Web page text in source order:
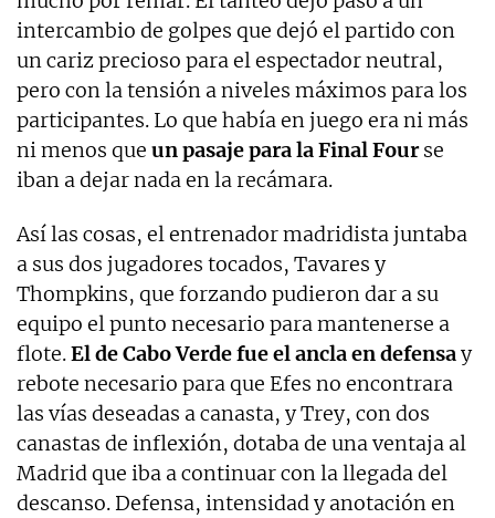
intercambio de golpes que dejó el partido con
un cariz precioso para el espectador neutral,
pero con la tensión a niveles máximos para los
participantes. Lo que había en juego era ni más
ni menos que un pasaje para la Final Fourse
iban a dejar nada en la recámara.
Así las cosas, el entrenador madridista juntaba
a sus dos jugadores tocados, Tavares y
Thompkins, que forzando pudieron dar a su
equipo el punto necesario para mantenerse a
flote.El de Cabo Verde fue el ancla en defensay
rebote necesario para que Efes no encontrara
las vías deseadas a canasta, y Trey, con dos
canastas de inflexión, dotaba de una ventaja al
Madrid que iba a continuar con la llegada del
descanso. Defensa, intensidad y anotación en